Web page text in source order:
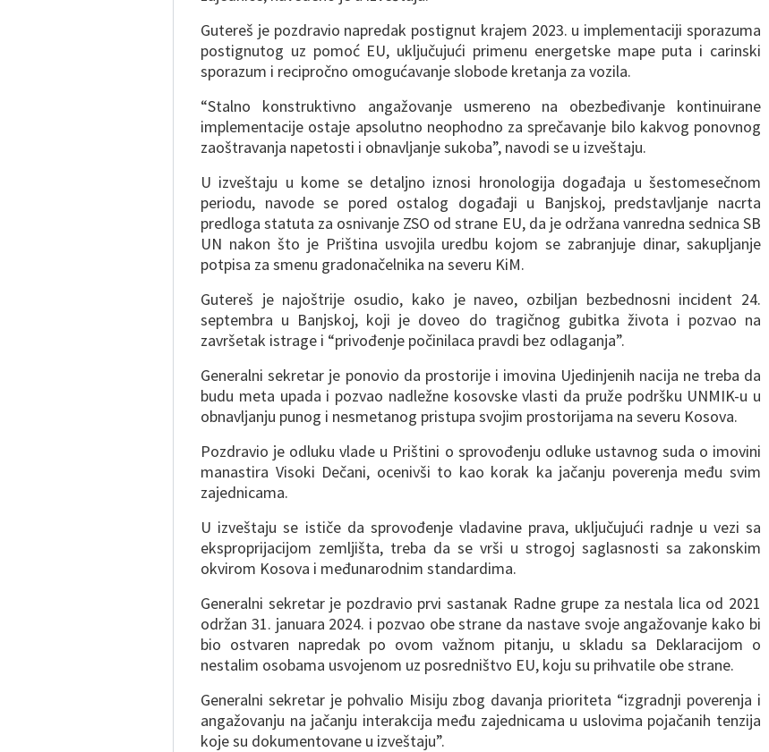
Gutereš je pozdravio napredak postignut krajem 2023. u implementaciji sporazuma
postignutog uz pomoć EU, uključujući primenu energetske mape puta i carinski
sporazum i recipročno omogućavanje slobode kretanja za vozila.
“Stalno konstruktivno angažovanje usmereno na obezbeđivanje kontinuirane
implementacije ostaje apsolutno neophodno za sprečavanje bilo kakvog ponovnog
zaoštravanja napetosti i obnavljanje sukoba”, navodi se u izveštaju.
U izveštaju u kome se detaljno iznosi hronologija događaja u šestomesečnom
periodu, navode se pored ostalog događaji u Banjskoj, predstavljanje nacrta
predloga statuta za osnivanje ZSO od strane EU, da je održana vanredna sednica SB
UN nakon što je Priština usvojila uredbu kojom se zabranjuje dinar, sakupljanje
potpisa za smenu gradonačelnika na severu KiM.
Gutereš je najoštrije osudio, kako je naveo, ozbiljan bezbednosni incident 24.
septembra u Banjskoj, koji je doveo do tragičnog gubitka života i pozvao na
završetak istrage i “privođenje počinilaca pravdi bez odlaganja”.
Generalni sekretar je ponovio da prostorije i imovina Ujedinjenih nacija ne treba da
budu meta upada i pozvao nadležne kosovske vlasti da pruže podršku UNMIK-u u
obnavljanju punog i nesmetanog pristupa svojim prostorijama na severu Kosova.
Pozdravio je odluku vlade u Prištini o sprovođenju odluke ustavnog suda o imovini
manastira Visoki Dečani, ocenivši to kao korak ka jačanju poverenja među svim
zajednicama.
U izveštaju se ističe da sprovođenje vladavine prava, uključujući radnje u vezi sa
eksproprijacijom zemljišta, treba da se vrši u strogoj saglasnosti sa zakonskim
okvirom Kosova i međunarodnim standardima.
Generalni sekretar je pozdravio prvi sastanak Radne grupe za nestala lica od 2021
održan 31. januara 2024. i pozvao obe strane da nastave svoje angažovanje kako bi
bio ostvaren napredak po ovom važnom pitanju, u skladu sa Deklaracijom o
nestalim osobama usvojenom uz posredništvo EU, koju su prihvatile obe strane.
Generalni sekretar je pohvalio Misiju zbog davanja prioriteta “izgradnji poverenja i
angažovanju na jačanju interakcija među zajednicama u uslovima pojačanih tenzija
koje su dokumentovane u izveštaju”.